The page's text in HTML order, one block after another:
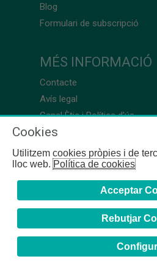
Blog
Formulari de subscripció
MÉS INFORMACIÓ
Contacte
Avís legal
Canal Ètic i Política d’ús
Cookies
Utilitzem cookies pròpies i de
lloc web.Política de cookies
Acceptar
Rebutjar